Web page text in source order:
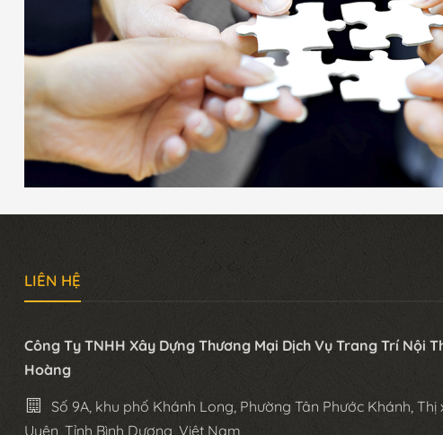
LIÊN HỆ
Công Ty TNHH Xây Dựng Thương Mại Dịch Vụ Trang Trí Nội
Hoàng
Số 9A, khu phố Khánh Long, Phường Tân Phước Khánh, Thị
Uyên, Tỉnh Bình Dương, Việt Nam